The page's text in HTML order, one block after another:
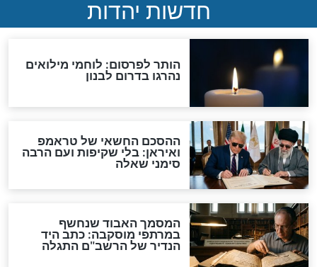
דפקה בדלת
איבד את
דברים שחשוב שתדעו לגבי
אלול
אלול